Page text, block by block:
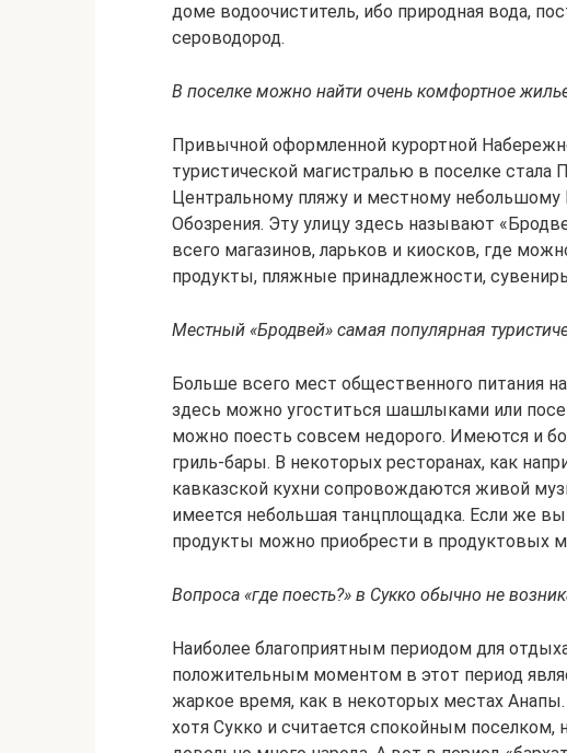
доме водоочиститель, ибо природная вода,
сероводород.
В поселке можно найти очень комфортное
Привычной оформленной курортной
туристической магистралью в поселке стала
Центральному пляжу и местному небольшому
Обозрения. Эту улицу здесь называют
всего магазинов, ларьков и киосков, где
продукты, пляжные принадлежности,
Местный «Бродвей» самая популярная
Больше всего мест общественного питания
здесь можно угоститься шашлыками или
можно поесть совсем недорого. Имеются и
гриль-бары. В некоторых ресторанах, как
кавказской кухни сопровождаются живой
имеется небольшая танцплощадка. Если же
продукты можно приобрести в продуктовых
Вопроса «где поесть?» в Сукко обычно не
Наиболее благоприятным периодом для
положительным моментом в этот период
жаркое время, как в некоторых местах
хотя Сукко и считается спокойным поселком,